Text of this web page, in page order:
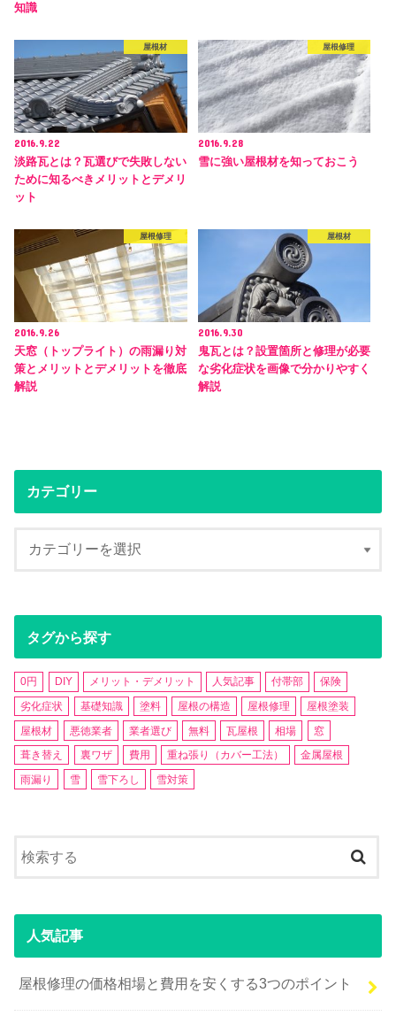
知識
屋根材
2016.9.22
淡路瓦とは？瓦選びで失敗しない
ために知るべきメリットとデメリ
ット
屋根修理
2016.9.28
雪に強い屋根材を知っておこう
屋根修理
2016.9.26
天窓（トップライト）の雨漏り対
策とメリットとデメリットを徹底
解説
屋根材
2016.9.30
鬼瓦とは？設置箇所と修理が必要
な劣化症状を画像で分かりやすく
解説
カテゴリー
タグから探す
0円 DIY メリット・デメリット 人気記事 付帯部
保険
劣化症状
基礎知識 塗料 屋根の構造 屋根修理
屋根塗装
屋根材
悪徳業者 業者選び 無料 瓦屋根 相場
窓
葺き替え
裏ワザ 費用 重ね張り（カバー工法）
金属屋根
雨漏り
雪 雪下ろし 雪対策
人気記事
屋根修理の価格相場と費用を安くする3つのポイント